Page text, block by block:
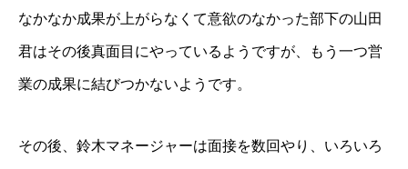
なかなか成果が上がらなくて意欲のなかった部下の山田
君はその後真面目にやっているようですが、もう一つ営
業の成果に結びつかないようです。
その後、鈴木マネージャーは面接を数回やり、いろいろ